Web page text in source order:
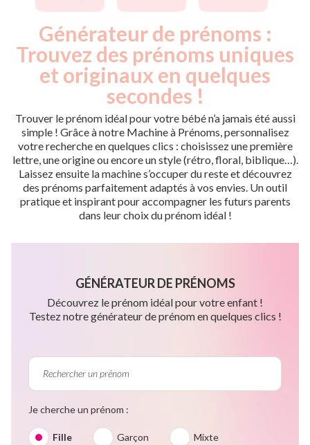
Générateur de prénoms :
Trouvez des prénoms uniques
et originaux en quelques
secondes !
Trouver le prénom idéal pour votre bébé n’a jamais été aussi
simple ! Grâce à notre Machine à Prénoms, personnalisez
votre recherche en quelques clics : choisissez une première
lettre, une origine ou encore un style (rétro, floral, biblique…).
Laissez ensuite la machine s’occuper du reste et découvrez
des prénoms parfaitement adaptés à vos envies. Un outil
pratique et inspirant pour accompagner les futurs parents
dans leur choix du prénom idéal !
GÉNÉRATEUR DE PRÉNOMS
Découvrez le prénom idéal pour votre enfant !
Testez notre générateur de prénom en quelques clics !
Je cherche un prénom :
Fille Garçon Mixte